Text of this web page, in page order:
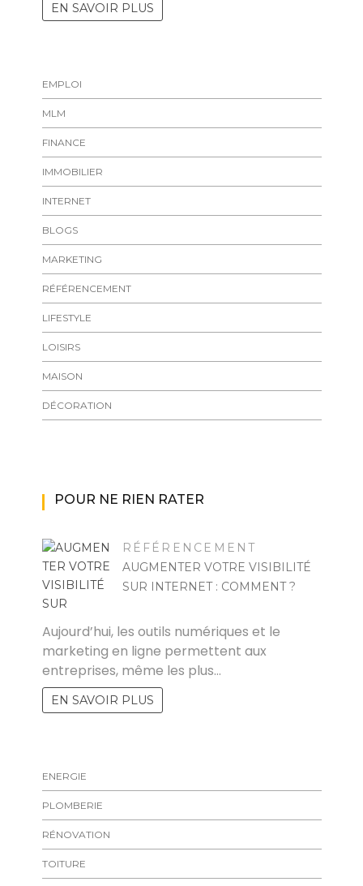
EN SAVOIR PLUS
EMPLOI
MLM
FINANCE
IMMOBILIER
INTERNET
BLOGS
MARKETING
RÉFÉRENCEMENT
LIFESTYLE
LOISIRS
MAISON
DÉCORATION
POUR NE RIEN RATER
RÉFÉRENCEMENT
AUGMENTER VOTRE VISIBILITÉ
SUR INTERNET : COMMENT ?
Aujourd’hui, les outils numériques et le
marketing en ligne permettent aux
entreprises, même les plus…
EN SAVOIR PLUS
ENERGIE
PLOMBERIE
RÉNOVATION
TOITURE